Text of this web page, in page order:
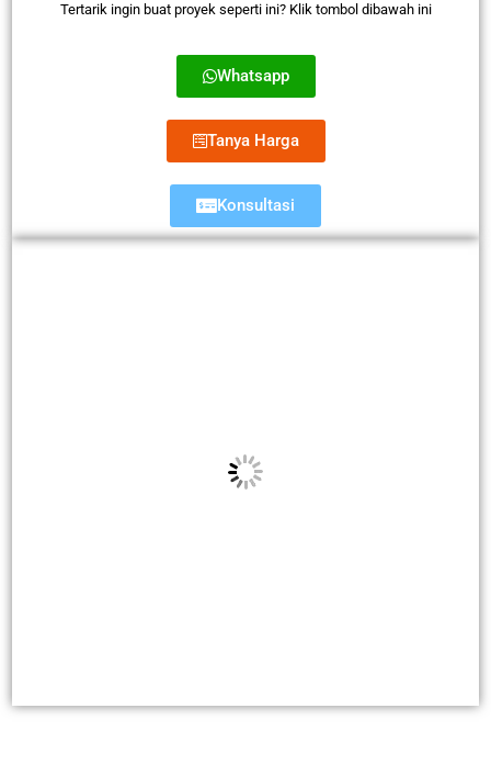
Tertarik ingin buat proyek seperti ini? Klik tombol dibawah ini
Whatsapp
Tanya Harga
Konsultasi